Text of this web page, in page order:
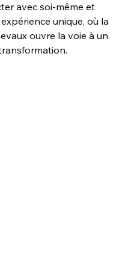
avec soi-même et
unique, où la
ouvre la voie à un